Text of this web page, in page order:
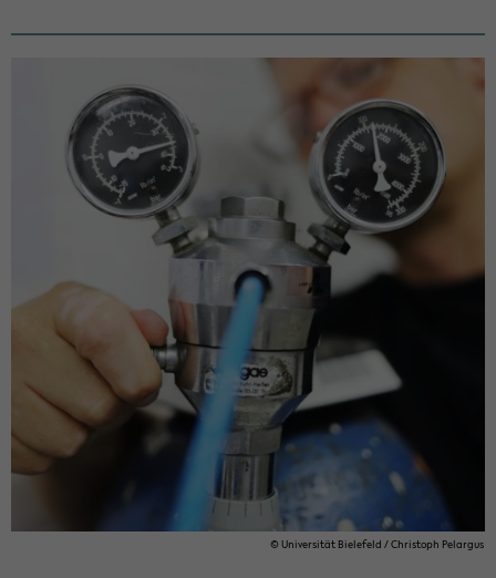
© Uni­ver­si­tät Bie­le­feld / Chris­toph Pe­l­ar­gus